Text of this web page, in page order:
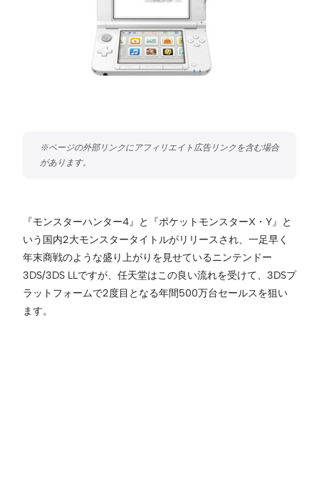
『モンスターハンター4』と『ポケットモンスターX・Y』と
いう国内2大モンスタータイトルがリリースされ、一足早く
年末商戦のような盛り上がりを見せているニンテンドー
3DS/3DS LLですが、任天堂はこの良い流れを受けて、3DSプ
ラットフォームで2度目となる年間500万台セールスを狙い
ます。